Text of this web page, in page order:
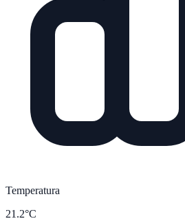
Temperatura
21.2°C